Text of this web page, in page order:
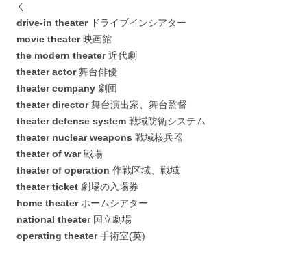
く
drive-in theaterドライブインシアター
movie theater映画館
the modern theater近代劇
theater actor舞台俳優
theater company 劇団
theater director舞台演出家、舞台監督
theater defense system 戦域防衛システム
theater nuclear weapons 戦域核兵器
theater of war戦場
theater of operation 作戦区域、戦域
theater ticket 劇場の入場券
home theaterホームシアター
national theater国立劇場
operating theater手術室(英)